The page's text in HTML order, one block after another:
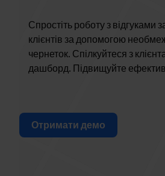
Спростіть роботу з відгуками
клієнтів за допомогою
чернеток. Спілкуйтеся з
дашборд. Підвищуйте
Отримати демо